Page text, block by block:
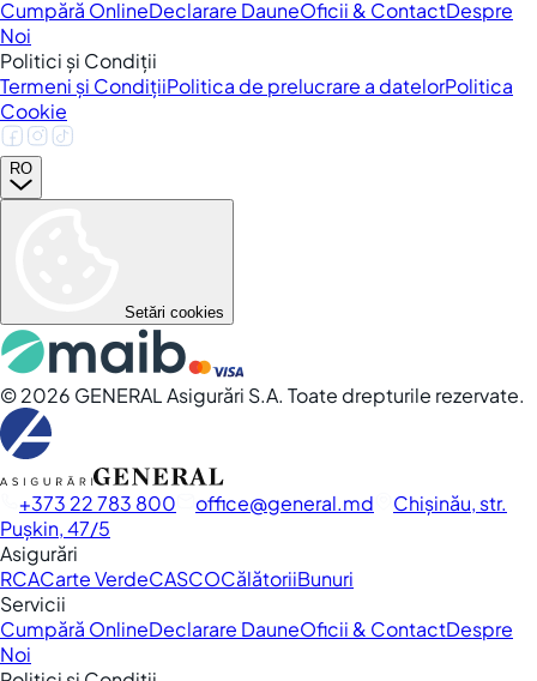
Cumpără OnlineDeclarare DauneOficii & ContactDespre
Noi
Politici și Condiții
Termeni și CondițiiPolitica de prelucrare a datelorPolitica
Cookie
RO
Setări cookies
©2026 GENERAL Asigurări S.A. Toate drepturile rezervate.
+373 22 783 800 office general.md
Chișinău, str.
Pușkin, 47/5
Asigurări
RCACarte VerdeCASCOCălătoriiBunuri
Servicii
Cumpără OnlineDeclarare DauneOficii & ContactDespre
Noi